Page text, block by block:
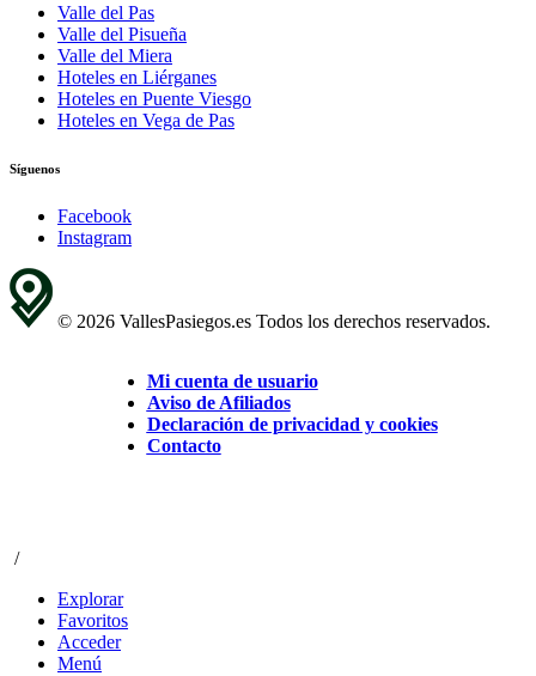
Valle del Pas
Valle del Pisueña
Valle del Miera
Hoteles en Liérganes
Hoteles en Puente Viesgo
Hoteles en Vega de Pas
Síguenos
Facebook
Instagram
© 2026 VallesPasiegos.es Todos los derechos reservados.
Mi cuenta de usuario
Aviso de Afiliados
Declaración de privacidad y cookies
Contacto
/
Explorar
Favoritos
Acceder
Menú